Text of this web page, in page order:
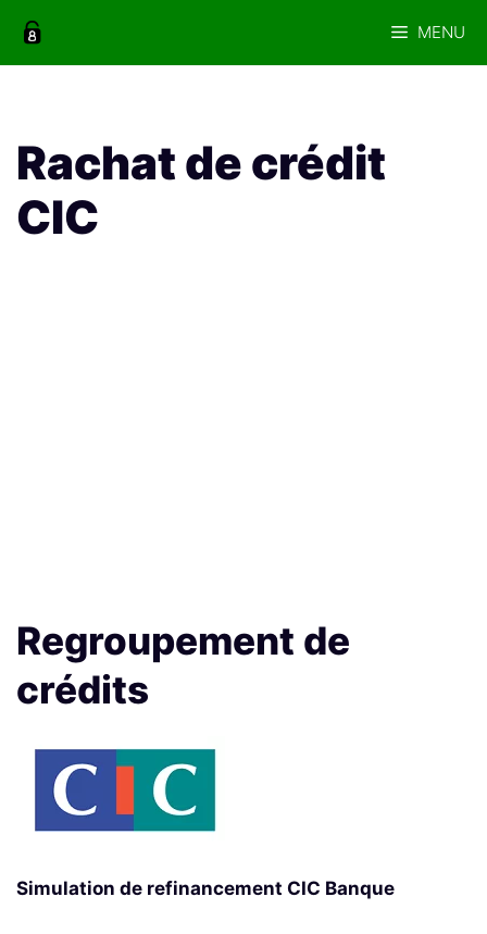
MENU
Rachat de crédit
CIC
Regroupement de
crédits
Simulation de refinancement CIC Banque